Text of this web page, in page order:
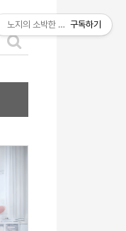
노지의 소박한 이야기구독하기